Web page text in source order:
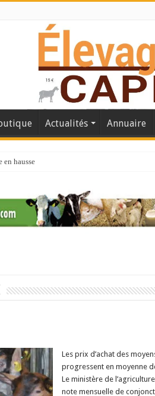
Actualités Annuaire
hausse
: une présentation caprine quotidienne
stress thermique
Les prix d’achat des
progressent en moyenne
Le ministère de
note mensuelle de